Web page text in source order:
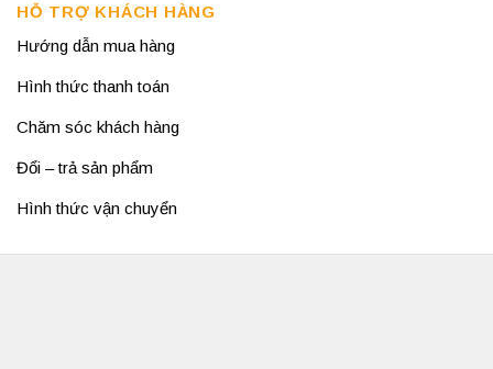
HỖ TRỢ KHÁCH HÀNG
Hướng dẫn mua hàng
Hình thức thanh toán
Chăm sóc khách hàng
Đổi – trả sản phẩm
Hình thức vận chuyển